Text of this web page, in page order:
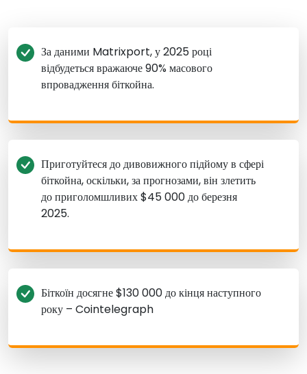
За даними Matrixport, у 2025 році
відбудеться вражаюче 90% масового
впровадження біткойна.
Приготуйтеся до дивовижного підйому в сфері
біткойна, оскільки, за прогнозами, він злетить
до приголомшливих $45 000 до березня
2025.
Біткоїн досягне $130 000 до кінця наступного
року – Cointelegraph